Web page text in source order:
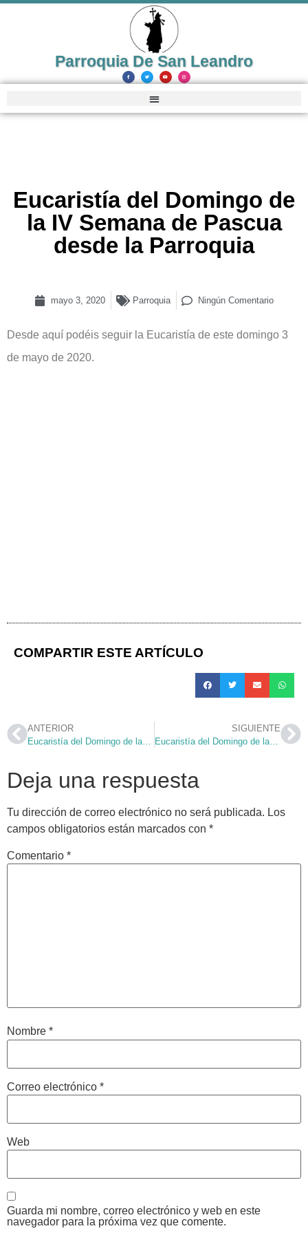
Parroquia De San Leandro
Eucaristía del Domingo de
la IV Semana de Pascua
desde la Parroquia
mayo 3, 2020 Parroquia Ningún Comentario
Desde aquí podéis seguir la Eucaristía de este domingo 3
de mayo de 2020.
COMPARTIR ESTE ARTÍCULO
ANTERIOR
SIGUIENTE
Eucaristía del Domingo de la V Semana de Pascua desde la Parroquia
Deja una respuesta
Tu dirección de correo electrónico no será publicada. Los
campos obligatorios están marcados con *
Comentario *
Nombre *
Correo electrónico *
Web
Guarda mi nombre, correo electrónico y web en este
navegador para la próxima vez que comente.